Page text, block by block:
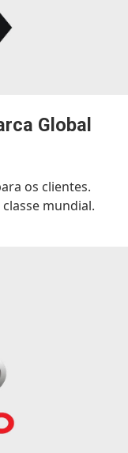
Global
os clientes.
mundial.